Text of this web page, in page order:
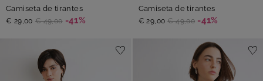
Camiseta de tirantes
€ 29,00 € 49,00 -41%
Camiseta de tirantes
€ 29,00 € 49,00 -41%